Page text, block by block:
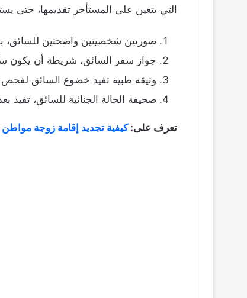
التي يتعين على المستأجر تقديمها، حتى
صورتين شخصيتين واضحتين للسائق،
جواز سفر السائق، شريطة أن يكون
وثيقة طبية تفيد خضوع السائق
صحيفة الحالة الجنائية للسائق،
تعرف على:كيفية تجديد إقامة زوجة